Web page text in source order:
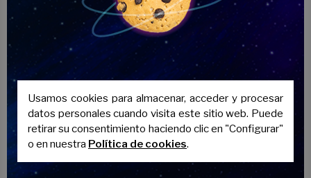
Accede a una variedad de materiales
educativos desde nuestra plataforma
online.
Clases grabadas
Usamos cookies para almacenar, acceder y procesar
datos personales cuando visita este sitio web. Puede
retirar su consentimiento haciendo clic en "Configurar"
o en nuestra Política de cookies.